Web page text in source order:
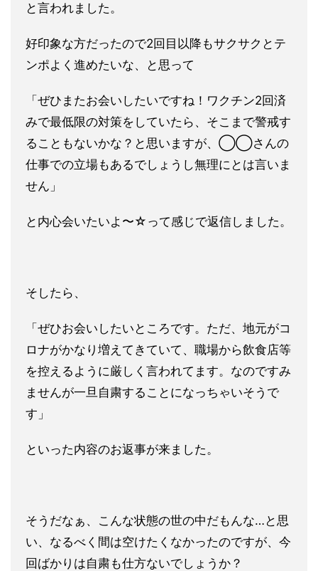
と言われました。
好印象な方だったので2回目以降もサクサクとテ
ンポよく進めたいな、と思って
「ぜひまたお会いしたいですね！ワクチン2回済
みで最低限の対策をしていたら、そこまで警戒す
ることもないかな？と思いますが、 ◯◯さんの
仕事での立場もあるでしょうし無理にとは言いま
せん」
と内心会いたいよ〜☆︎って感じで返信しました。
そしたら、
「ぜひお会いしたいところです。ただ、地元がコ
ロナがかなり増え てきていて、職場から飲食店等
を控えるように厳しく言われてます。なのですみ
ませんが一旦自粛することになっちゃいそうで
す」
といった内容のお返事が来ました。
そうだなぁ、こんな状態の世の中だもんな…と思
い、なるべく間は空けたくなかったのですが、今
回ばかりは自粛も仕方ないでしょうか？